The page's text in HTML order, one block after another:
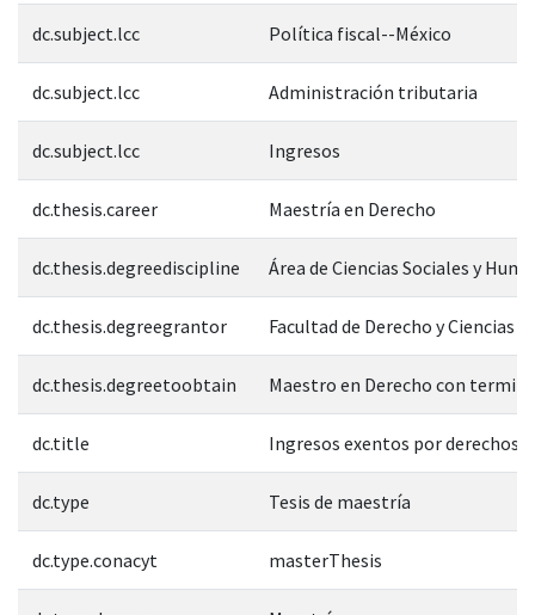
dc.subject.lcc Política fiscal--México
dc.subject.lcc Administración tributaria
dc.subject.lcc Ingresos
dc.thesis.career Maestría en Derecho
dc.thesis.degreediscipline Área de Ciencias Sociales y
dc.thesis.degreegrantor Facultad de Derecho y Ciencias
dc.thesis.degreetoobtain Maestro en Derecho con
dc.title Ingresos exentos por derechos
dc.type Tesis de maestría
dc.type.conacyt masterThesis